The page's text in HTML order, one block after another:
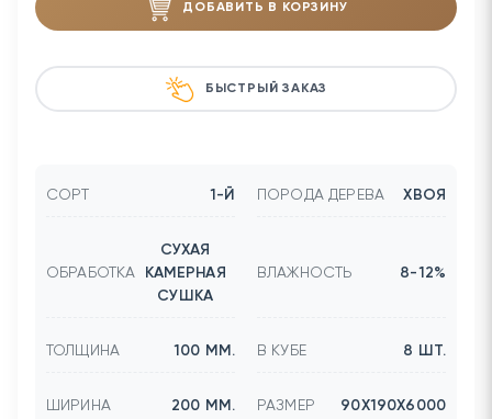
ДОБАВИТЬ В КОРЗИНУ
БЫСТРЫЙ ЗАКАЗ
СОРТ 1-Й ПОРОДА ДЕРЕВА ХВОЯ
ОБРАБОТКА
СУХАЯ
КАМЕРНАЯ
СУШКА
ВЛАЖНОСТЬ 8-12%
ТОЛЩИНА 100 ММ. В КУБЕ 8 ШТ.
ШИРИНА 200 ММ. РАЗМЕР 90Х190Х6000